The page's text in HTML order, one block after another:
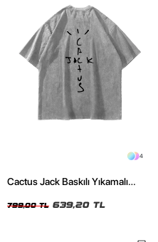
4
Cactus Jack Baskılı Yıkamalı
799,00 TL 639,20 TL